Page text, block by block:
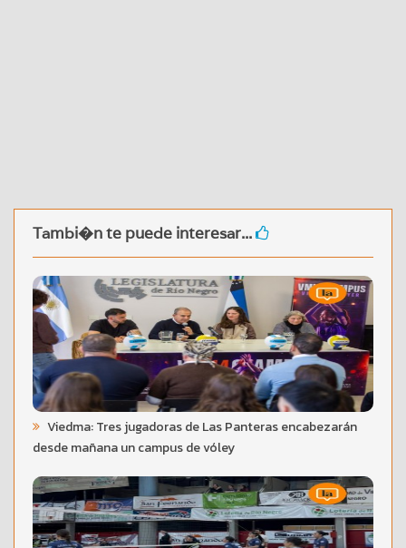
Tambi�n te puede interesar...
Viedma: Tres jugadoras de Las Panteras encabezarán
desde mañana un campus de vóley